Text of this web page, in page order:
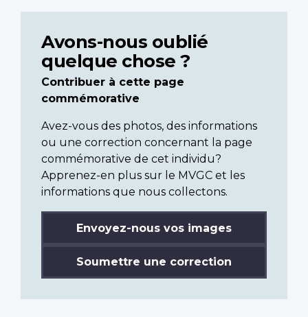
Avons-nous oublié
quelque chose ?
Contribuer à cette page
commémorative
Avez-vous des photos, des informations
ou une correction concernant la page
commémorative de cet individu?
Apprenez-en plus sur le MVGC et les
informations que nous collectons.
Envoyez-nous vos images
Soumettre une correction